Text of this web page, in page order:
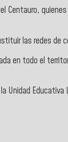
Centauro,
las redes de
en todo el